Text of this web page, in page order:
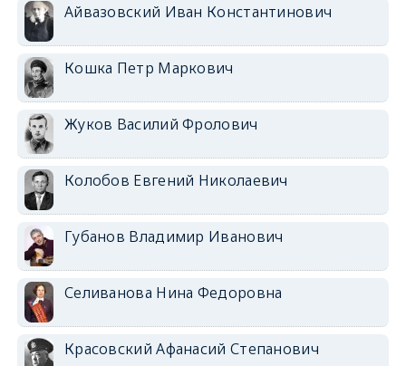
Айвазовский Иван Константинович
Кошка Петр Маркович
Жуков Василий Фролович
Колобов Евгений Николаевич
Губанов Владимир Иванович
Селиванова Нина Федоровна
Красовский Афанасий Степанович